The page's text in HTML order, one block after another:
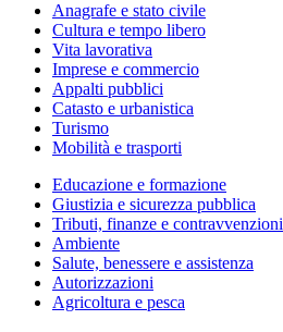
Anagrafe e stato civile
Cultura e tempo libero
Vita lavorativa
Imprese e commercio
Appalti pubblici
Catasto e urbanistica
Turismo
Mobilità e trasporti
Educazione e formazione
Giustizia e sicurezza pubblica
Tributi, finanze e contravvenzioni
Ambiente
Salute, benessere e assistenza
Autorizzazioni
Agricoltura e pesca